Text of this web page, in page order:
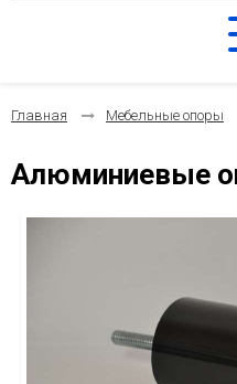
Главная Мебельные опоры
Алюминиевые